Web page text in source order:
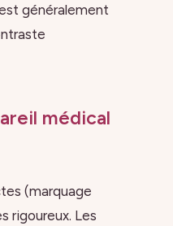
généralement
médical
(marquage
rigoureux. Les